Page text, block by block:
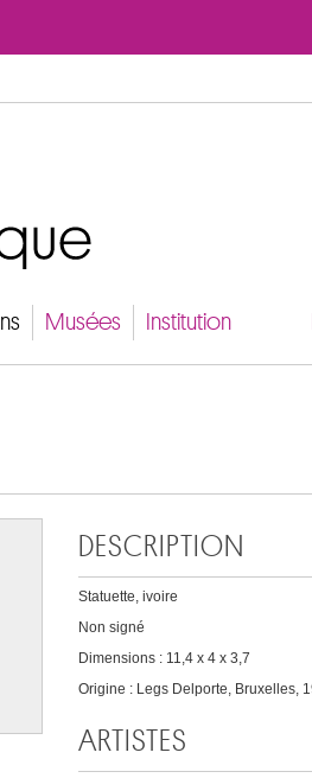
Musées Institution
DESCRIPTION
Statuette, ivoire
Non signé
Dimensions : 11,4 x 4 x 3,7
Origine : Legs Delporte, Bruxelles,
ARTISTES